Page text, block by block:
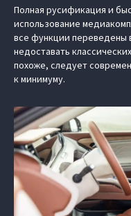
Полная русификация и
использование
все функции переведены
недоставать
похоже, следует
к минимуму.